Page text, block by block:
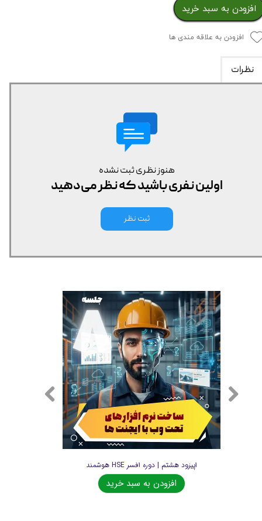
افزودن به سبد خرید
افزودن به علاقه مندی ها
نظرات
هنوز نظری ثبت نشده
اولین نفری باشید که نظر می‌دهید
ثبت نظر
اپیزود هشتم | دوره افسر HSE هوشمند
افزودن به سبد خرید